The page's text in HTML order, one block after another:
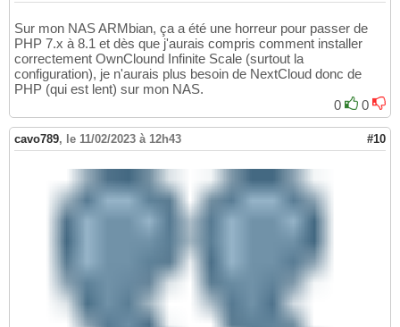
Sur mon NAS ARMbian, ça a été une horreur pour passer de
PHP 7.x à 8.1 et dès que j'aurais compris comment installer
correctement OwnClound Infinite Scale (surtout la
configuration), je n'aurais plus besoin de NextCloud donc de
PHP (qui est lent) sur mon NAS.
0
0
cavo789, le 11/02/2023 à 12h43 #10